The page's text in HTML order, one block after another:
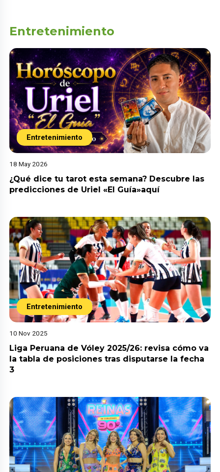
Entretenimiento
Entretenimiento
18 May 2026
¿Qué dice tu tarot esta semana? Descubre las
predicciones de Uriel «El Guía»aquí
Entretenimiento
10 Nov 2025
Liga Peruana de Vóley 2025/26: revisa cómo va
la tabla de posiciones tras disputarse la fecha
3